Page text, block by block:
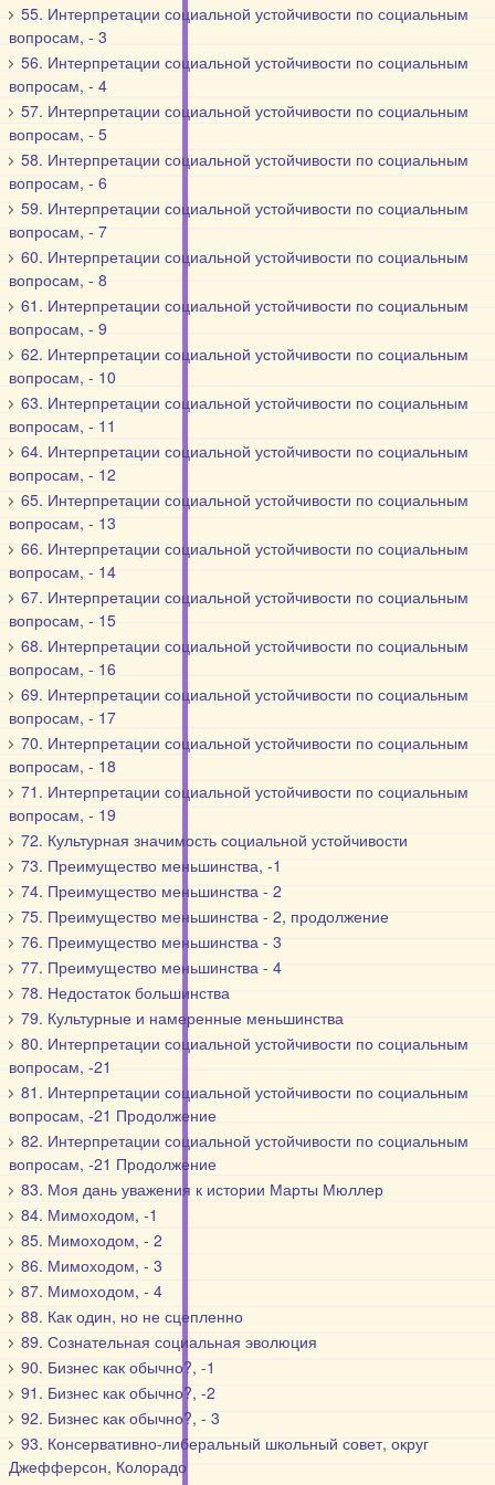
55. Интерпретации социальной устойчивости по социальным
вопросам, - 3
56. Интерпретации социальной устойчивости по социальным
вопросам, - 4
57. Интерпретации социальной устойчивости по социальным
вопросам, - 5
58. Интерпретации социальной устойчивости по социальным
вопросам, - 6
59. Интерпретации социальной устойчивости по социальным
вопросам, - 7
60. Интерпретации социальной устойчивости по социальным
вопросам, - 8
61. Интерпретации социальной устойчивости по социальным
вопросам, - 9
62. Интерпретации социальной устойчивости по социальным
вопросам, - 10
63. Интерпретации социальной устойчивости по социальным
вопросам, - 11
64. Интерпретации социальной устойчивости по социальным
вопросам, - 12
65. Интерпретации социальной устойчивости по социальным
вопросам, - 13
66. Интерпретации социальной устойчивости по социальным
вопросам, - 14
67. Интерпретации социальной устойчивости по социальным
вопросам, - 15
68. Интерпретации социальной устойчивости по социальным
вопросам, - 16
69. Интерпретации социальной устойчивости по социальным
вопросам, - 17
70. Интерпретации социальной устойчивости по социальным
вопросам, - 18
71. Интерпретации социальной устойчивости по социальным
вопросам, - 19
72. Культурная значимость социальной устойчивости
73. Преимущество меньшинства, -1
74. Преимущество меньшинства - 2
75. Преимущество меньшинства - 2, продолжение
76. Преимущество меньшинства - 3
77. Преимущество меньшинства - 4
78. Недостаток большинства
79. Культурные и намеренные меньшинства
80. Интерпретации социальной устойчивости по социальным
вопросам, -21
81. Интерпретации социальной устойчивости по социальным
вопросам, -21 Продолжение
82. Интерпретации социальной устойчивости по социальным
вопросам, -21 Продолжение
83. Моя дань уважения к истории Марты Мюллер
84. Мимоходом, -1
85. Мимоходом, - 2
86. Мимоходом, - 3
87. Мимоходом, - 4
88. Как один, но не сцепленно
89. Сознательная социальная эволюция
90. Бизнес как обычно?, -1
91. Бизнес как обычно?, -2
92. Бизнес как обычно?, - 3
93. Консервативно-либеральный школьный совет, округ
Джефферсон, Колорадо